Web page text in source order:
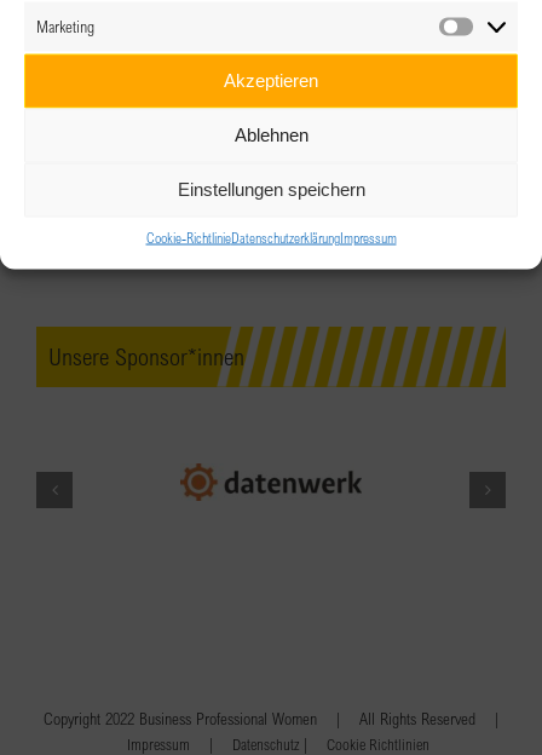
Marketing
Akzeptieren
Ablehnen
Einstellungen speichern
Cookie-RichtlinieDatenschutzerklärungImpressum
Hinweis
Datum
Unsere Sponsor*innen
Copyright 2022 Business Professional Women | All Rights Reserved |
Impressum | Datenschutz | Cookie Richtlinien